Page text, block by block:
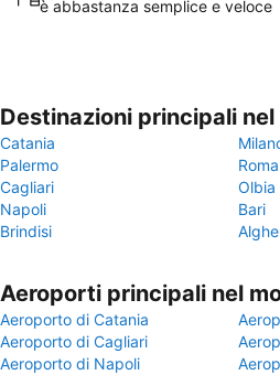
è abbastanza semplice e veloce
Destinazioni principali nel
Catania
Palermo
Roma
Cagliari
Olbia
Napoli
Bari
Brindisi
Aeroporti principali nel
Aeroporto di Catania
Aeroporto di Cagliari
Aeroporto di Napoli